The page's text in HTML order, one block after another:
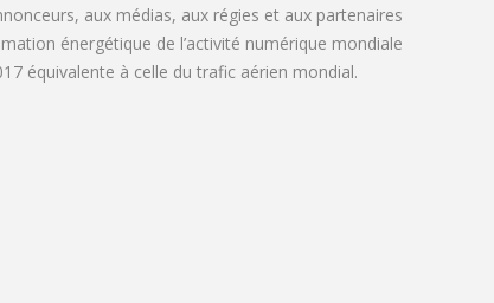
aux médias, aux régies et aux partenaires
énergétique de l’activité numérique mondiale
équivalente à celle du trafic aérien mondial.